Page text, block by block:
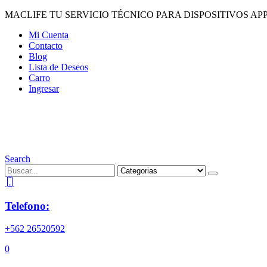
MACLIFE TU SERVICIO TÉCNICO PARA DISPOSITIVOS
Mi Cuenta
Contacto
Blog
Lista de Deseos
Carro
Ingresar
Search
Telefono:
+562 26520592
0